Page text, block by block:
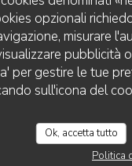
opzionali
misurare
pubblicità
per gestire le tue
sull'icona del
Ok, accetta tutto
Politica
Servizio: 5
plats tous